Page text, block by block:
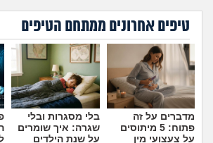
מה
טיפים אחרונים ממתחם הטיפים
מדברים על זה
פתוח: 5 מיתוסים
על צעצועי מין
בלי מסגרות ובלי
שגרה: איך שומרים
על שנת הילדים